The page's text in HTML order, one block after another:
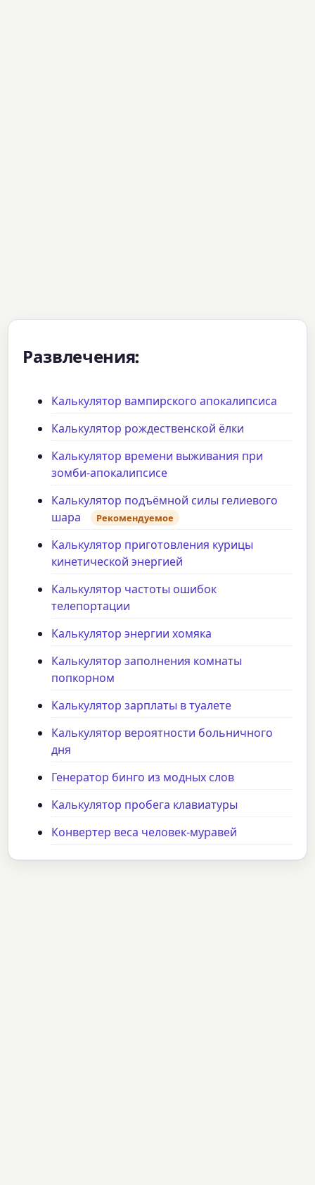
Развлечения:
Калькулятор вампирского апокалипсиса
Калькулятор рождественской ёлки
Калькулятор времени выживания при
зомби-апокалипсисе
Калькулятор подъёмной силы гелиевого
шара
Рекомендуемое
Калькулятор приготовления курицы
кинетической энергией
Калькулятор частоты ошибок
телепортации
Калькулятор энергии хомяка
Калькулятор заполнения комнаты
попкорном
Калькулятор зарплаты в туалете
Калькулятор вероятности больничного
дня
Генератор бинго из модных слов
Калькулятор пробега клавиатуры
Конвертер веса человек-муравей